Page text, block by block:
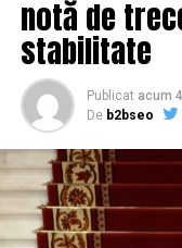
concrete de
notă de
stabilitate
Publicat acum
De b2bseo